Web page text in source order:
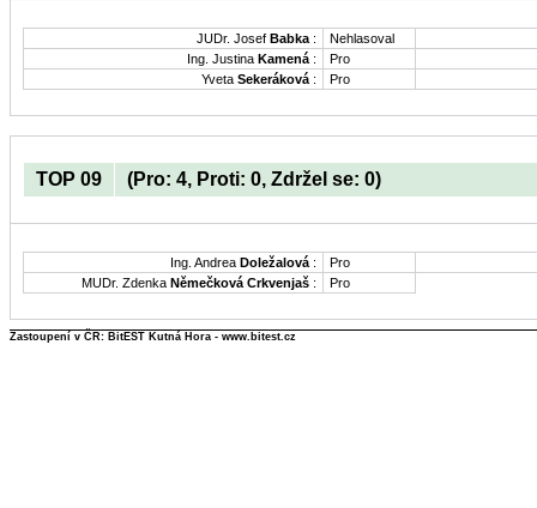
JUDr. Josef Babka :
Nehlasoval
Ing. Justina Kamená :
Pro
Yveta Sekeráková : Pro
TOP 09 (Pro: 4, Proti: 0, Zdržel se: 0)
Ing. Andrea Doležalová :
Pro
MUDr. Zdenka Němečková Crkvenjaš : Pro
Zastoupení v ČR: BitEST Kutná Hora - www.bitest.cz